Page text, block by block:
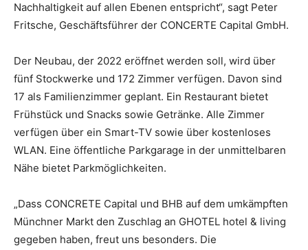
Nachhaltigkeit auf allen Ebenen entspricht“, sagt Peter
Fritsche, Geschäftsführer der CONCERTE Capital GmbH.
Der Neubau, der 2022 eröffnet werden soll, wird über
fünf Stockwerke und 172 Zimmer verfügen. Davon sind
17 als Familienzimmer geplant. Ein Restaurant bietet
Frühstück und Snacks sowie Getränke. Alle Zimmer
verfügen über ein Smart-TV sowie über kostenloses
WLAN. Eine öffentliche Parkgarage in der unmittelbaren
Nähe bietet Parkmöglichkeiten.
„Dass CONCRETE Capital und BHB auf dem umkämpften
Münchner Markt den Zuschlag an GHOTEL hotel & living
gegeben haben, freut uns besonders. Die